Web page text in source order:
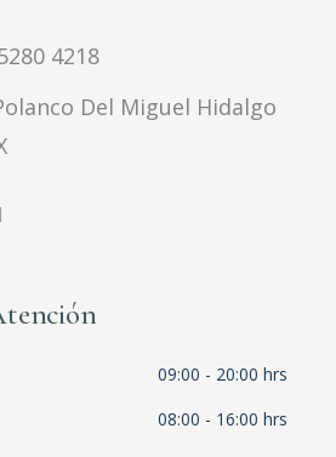
4218
Del Miguel Hidalgo
09:00 - 20:00 hrs
08:00 - 16:00 hrs